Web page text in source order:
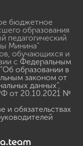
бюджетное
образования
педагогический
Минина"
обучающихся и
с Федеральным
образовании в
законом от
данных",
от 20.10.2021 №
и обязательствах